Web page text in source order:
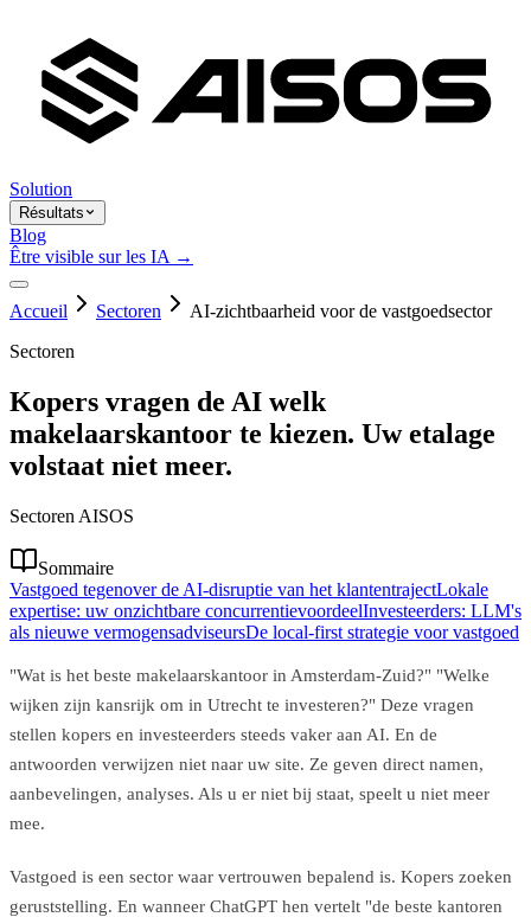
Solution
Résultats
Blog
Être visible sur les IA →
Accueil Sectoren
AI-zichtbaarheid voor de vastgoedsector
Sectoren
Kopers vragen de AI welk
makelaarskantoor te kiezen. Uw etalage
volstaat niet meer.
Sectoren AISOS
Sommaire
Vastgoed tegenover de AI-disruptie van het klantentrajectLokale
expertise: uw onzichtbare concurrentievoordeelInvesteerders: LLM's
als nieuwe vermogensadviseursDe local-first strategie voor vastgoed
"Wat is het beste makelaarskantoor in Amsterdam-Zuid?" "Welke
wijken zijn kansrijk om in Utrecht te investeren?" Deze vragen
stellen kopers en investeerders steeds vaker aan AI. En de
antwoorden verwijzen niet naar uw site. Ze geven direct namen,
aanbevelingen, analyses. Als u er niet bij staat, speelt u niet meer
mee.
Vastgoed is een sector waar vertrouwen bepalend is. Kopers zoeken
geruststelling. En wanneer ChatGPT hen vertelt "de beste kantoren